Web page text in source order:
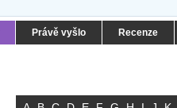
Právě vyšlo Recenze